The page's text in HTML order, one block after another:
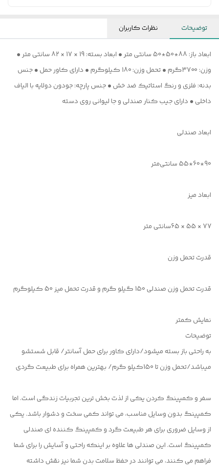
توضیحات نظرات کاربران
ابعاد باز: 88*50*50 سانتی متر • ابعاد بسته: 19 × 17 × 82 سانتی متر •
وزن: 3700گرم • تحمل وزن: 180 کیلوگرم • دارای کاور حمل • جنس
بدنه: فلزی و رنگ استاتیک ضد خش • جنس پارچه: جودون دولایه با الیاف
داخلی • دارای جیب کنار صندلی و جا لیوانی روی دسته
ابعاد صندلی
90*60*55 سانتی‌متر
ابعاد میز
77 × 55 × 65سانتی متر
قدرت تحمل وزن
قدرت تحمل وزن صندلی 150 گیلو گرم و قدرت تحمل میز 50 کیلوگرم
نمایش کمتر
توضیحات
به راحتی باز بسته میشود/دارای کاور برای حمل آسانتر/ قابل شستشو
میباشد/تحمل وزن تا 150کیلو گرم/ بهترین همراه برای طبیعت گردی
سفر و کمپینگ کردن یکی از لذت ‌بخش‌ ترین تجربیات زندگی است. اما
کمپینگ بدون وسایل مناسب، می‌ تواند کمی سخت و دشوار باشد. یکی
از وسایل ضروری برای هر طبیعت‌ گرد و کمپینگ‌ کننده ‌ای صندلی
کمپینگ است. این صندلی ‌ها علاوه بر اینکه راحتی و آسایش را برای شما
فراهم می‌ کنند، می‌ توانند در حفظ سلامت بدن شما نیز نقش داشته